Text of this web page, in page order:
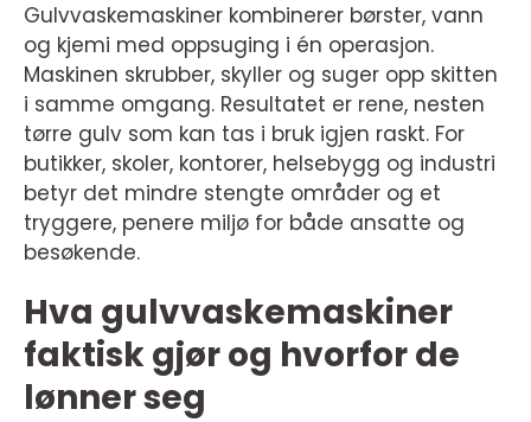
Gulvvaskemaskiner kombinerer børster, vann
og kjemi med oppsuging i én operasjon.
Maskinen skrubber, skyller og suger opp skitten
i samme omgang. Resultatet er rene, nesten
tørre gulv som kan tas i bruk igjen raskt. For
butikker, skoler, kontorer, helsebygg og industri
betyr det mindre stengte områder og et
tryggere, penere miljø for både ansatte og
besøkende.
Hva gulvvaskemaskiner
faktisk gjør og hvorfor de
lønner seg